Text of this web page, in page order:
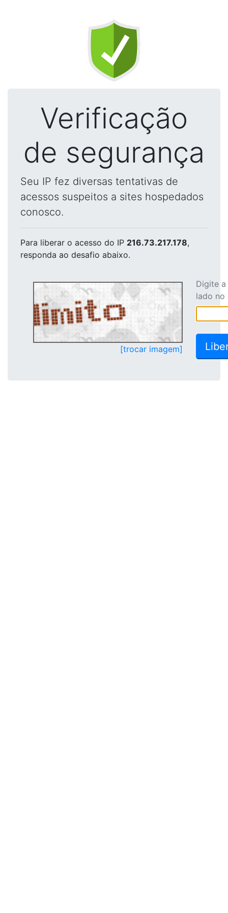
Verificação
de segurança
Seu IP fez diversas tentativas de
acessos suspeitos a sites hospedados
conosco.
Para liberar o acesso do IP 216.73.217.178,
responda ao desafio abaixo.
[trocar imagem]
Digite
lado no